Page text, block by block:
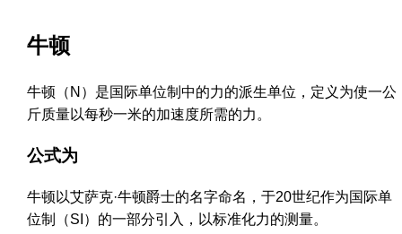
牛顿
牛顿（N）是国际单位制中的力的派生单位，定义为使一公
斤质量以每秒一米的加速度所需的力。
公式为
牛顿以艾萨克·牛顿爵士的名字命名，于20世纪作为国际单
位制（SI）的一部分引入，以标准化力的测量。